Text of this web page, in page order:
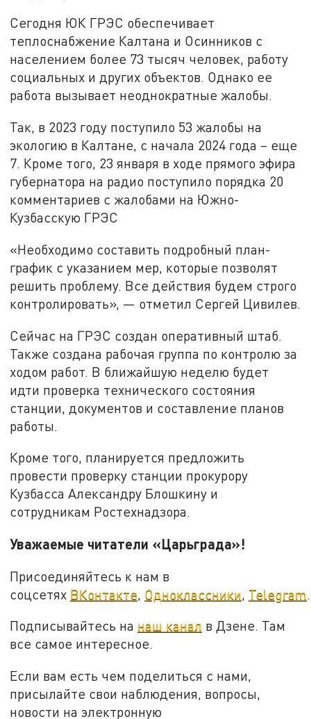
Сегодня ЮК ГРЭС обеспечивает
теплоснабжение Калтана и Осинников с
населением более 73 тысяч человек, работу
социальных и других объектов. Однако ее
работа вызывает неоднократные жалобы.
Так, в 2023 году поступило 53 жалобы на
экологию в Калтане, с начала 2024 года – еще
7. Кроме того, 23 января в ходе прямого эфира
губернатора на радио поступило порядка 20
комментариев с жалобами на Южно-
Кузбасскую ГРЭС
«Необходимо составить подробный план-
график с указанием мер, которые позволят
решить проблему. Все действия будем строго
контролировать», — отметил Сергей Цивилев.
Сейчас на ГРЭС создан оперативный штаб.
Также создана рабочая группа по контролю за
ходом работ. В ближайшую неделю будет
идти проверка технического состояния
станции, документов и составление планов
работы.
Кроме того, планируется предложить
провести проверку станции прокурору
Кузбасса Александру Блошкину и
сотрудникам Ростехнадзора.
Уважаемые читатели «Царьграда»!
Присоединяйтесь к нам в
соцсетях ВКонтакте Одноклассники Telegram
Подписывайтесь на наш канал в Дзене. Там
все самое интересное.
Если вам есть чем поделиться с нами,
присылайте свои наблюдения, вопросы,
новости на электронную